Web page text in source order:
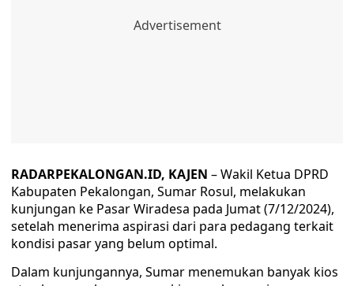
RADARPEKALONGAN.ID, KAJEN – Wakil Ketua DPRD
Kabupaten Pekalongan, Sumar Rosul, melakukan
kunjungan ke Pasar Wiradesa pada Jumat (7/12/2024),
setelah menerima aspirasi dari para pedagang terkait
kondisi pasar yang belum optimal.
Dalam kunjungannya, Sumar menemukan banyak kios